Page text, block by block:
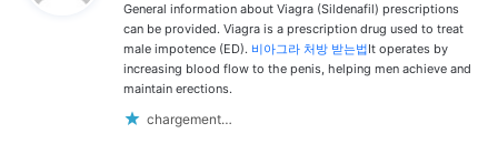
:
General information about Viagra (Sildenafil) prescriptions
can be provided. Viagra is a prescription drug used to treat
male impotence (ED). 비아그라 처방 받는법It operates by
increasing blood flow to the penis, helping men achieve and
maintain erections.
chargement…